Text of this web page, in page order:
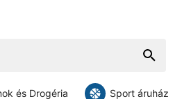
és Drogéria Sport áruház